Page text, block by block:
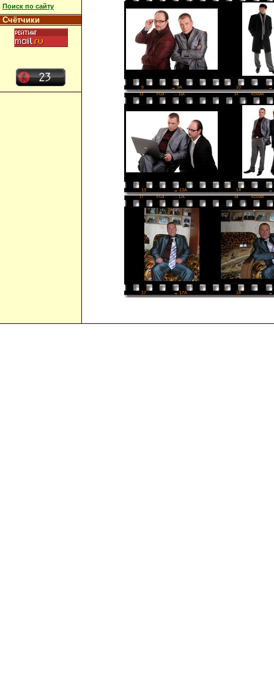
Поиск по сайту
Счётчики
9 → 9A 10 →
13 FUJI → 13A 14 KODAK
13 → 13A 14 →
17 FUJI → 17A 18 KODAK
17 → 17A 18 →